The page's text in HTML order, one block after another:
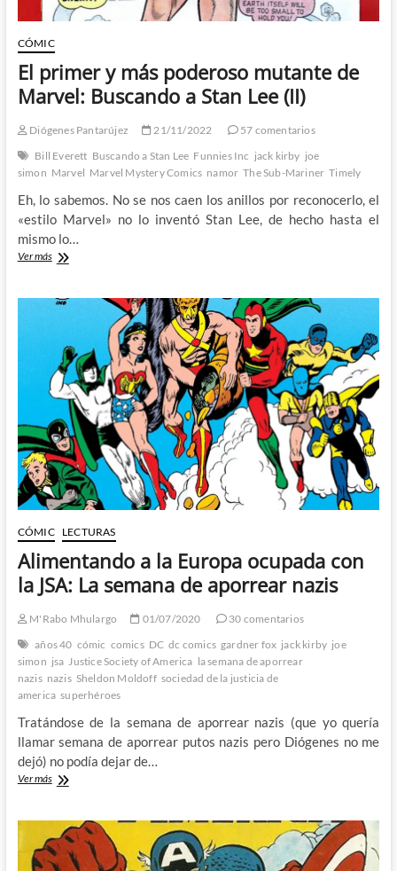
CÓMIC
El primer y más poderoso mutante de
Marvel: Buscando a Stan Lee (II)
Diógenes Pantarújez 21/11/2022
57 comentarios
Bill Everett Buscando a Stan Lee Funnies Inc jack kirby joe
simon Marvel Marvel Mystery Comics namor The Sub-Mariner Timely
Eh, lo sabemos. No se nos caen los anillos por reconocerlo, el
«estilo Marvel» no lo inventó Stan Lee, de hecho hasta el
mismo lo…
Ver másEl
más
Marvel:
Buscando
a
Stan
Lee
(II)
CÓMIC LECTURAS
Alimentando a la Europa ocupada con
la JSA: La semana de aporrear nazis
M'Rabo Mhulargo 01/07/2020
30 comentarios
años 40 cómic comics DC dc comics gardner fox jack kirby joe
simon jsa Justice Society of America la semana de aporrear
nazis nazis Sheldon Moldoff sociedad de la justicia de
america superhéroes
Tratándose de la semana de aporrear nazis (que yo quería
llamar semana de aporrear putos nazis pero Diógenes no me
dejó) no podía dejar de…
Ver másAlimentando
Europa
ocupada
con